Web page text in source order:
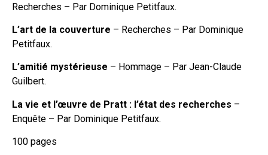
Recherches – Par Dominique Petitfaux.
L’art de la couverture – Recherches – Par Dominique
Petitfaux.
L’amitié mystérieuse – Hommage – Par Jean-Claude
Guilbert.
La vie et l’œuvre de Pratt : l’état des recherches –
Enquête – Par Dominique Petitfaux.
100 pages